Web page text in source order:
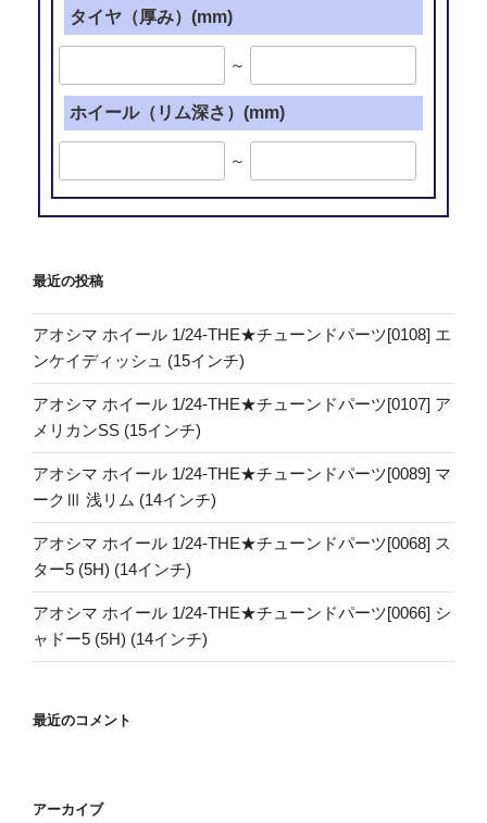
タイヤ（厚み）(mm)
～
ホイール（リム深さ）(mm)
～
最近の投稿
アオシマ ホイール 1/24-THE★チューンドパーツ[0108] エ
ンケイディッシュ (15インチ)
アオシマ ホイール 1/24-THE★チューンドパーツ[0107] ア
メリカンSS (15インチ)
アオシマ ホイール 1/24-THE★チューンドパーツ[0089] マ
ークⅢ 浅リム (14インチ)
アオシマ ホイール 1/24-THE★チューンドパーツ[0068] ス
ター5 (5H) (14インチ)
アオシマ ホイール 1/24-THE★チューンドパーツ[0066] シ
ャドー5 (5H) (14インチ)
最近のコメント
アーカイブ